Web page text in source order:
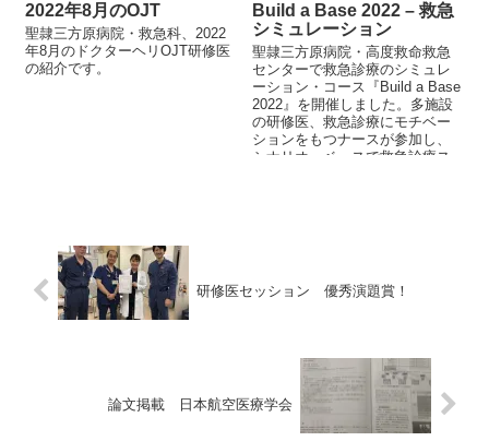
2022年8月のOJT
聖隷三方原病院・救急科、2022
年8月のドクターヘリOJT研修医
の紹介です。
Build a Base 2022 – 救急
シミュレーション
聖隷三方原病院・高度救命救急
センターで救急診療のシミュレ
ーション・コース『Build a Base
2022』を開催しました。多施設
の研修医、救急診療にモチベー
ションをもつナースが参加し、
シナリオ・ベースで救急診療ス
研修医セッション 優秀演題賞！
論文掲載 日本航空医療学会